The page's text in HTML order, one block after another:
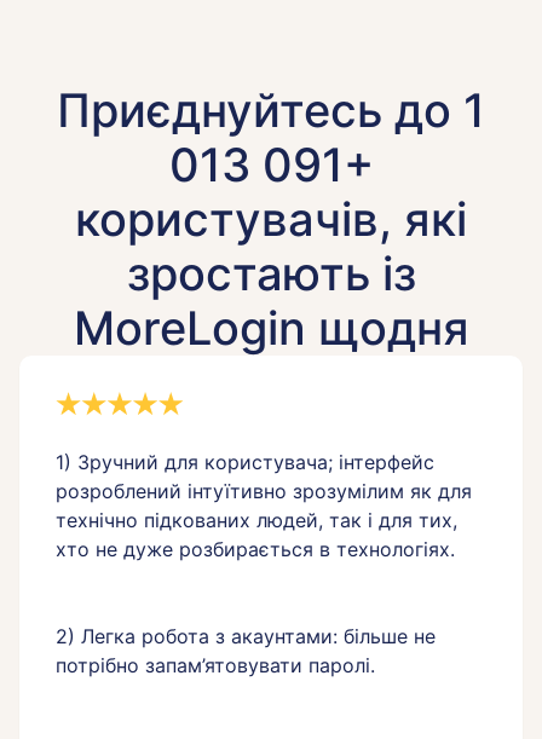
Приєднуйтесь до 1
013 091+
користувачів, які
зростають із
MoreLogin щодня
1) Зручний для користувача; інтерфейс
розроблений інтуїтивно зрозумілим як для
технічно підкованих людей, так і для тих,
хто не дуже розбирається в технологіях.
2) Легка робота з акаунтами: більше не
потрібно запам’ятовувати паролі.